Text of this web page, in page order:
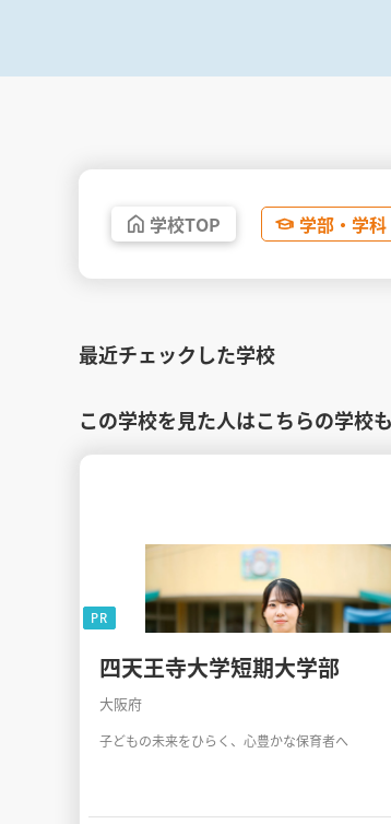
学校TOP 学部・ 学科
最近チェックした学校
この学校を見た人はこちらの学校
四天王寺大学短期大学部
大阪府
子どもの未来をひらく、心豊かな保育者へ
PR